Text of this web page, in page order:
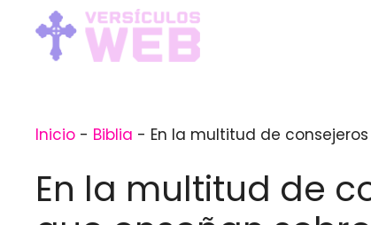
content
Inicio - Biblia - En la multitud de
En la multitud de